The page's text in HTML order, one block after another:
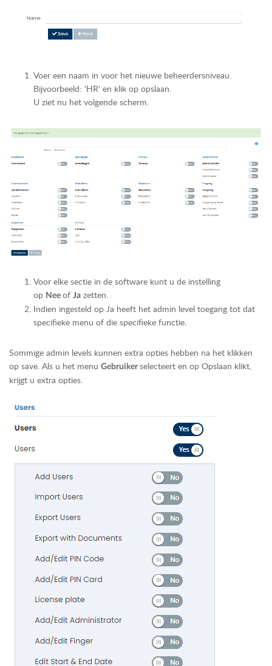
Voer een naam in voor het nieuwe beheerdersniveau.
Bijvoorbeeld: 'HR' en klik op opslaan.
U ziet nu het volgende scherm.
Voor elke sectie in de software kunt u de instelling
op Nee of Ja zetten.
Indien ingesteld op Ja heeft het admin level toegang tot dat
specifieke menu of die specifieke functie.
Sommige admin levels kunnen extra opties hebben na het klikken
op save. Als u het menu Gebruiker selecteert en op Opslaan klikt,
krijgt u extra opties.